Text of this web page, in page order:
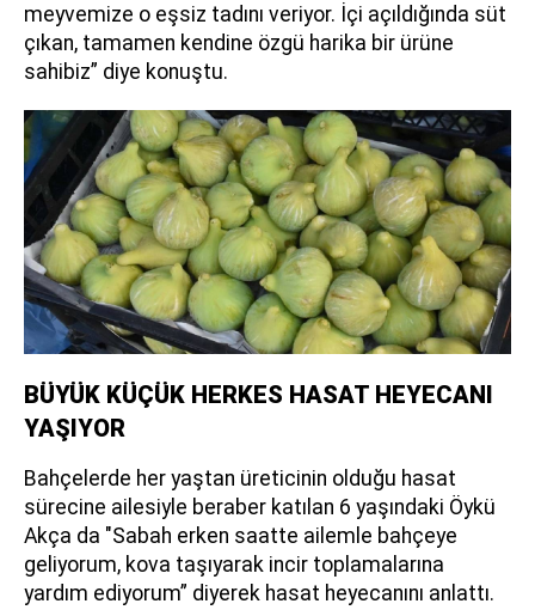
meyvemize o eşsiz tadını veriyor. İçi açıldığında süt
çıkan, tamamen kendine özgü harika bir ürüne
sahibiz” diye konuştu.
BÜYÜK KÜÇÜK HERKES HASAT HEYECANI
YAŞIYOR
Bahçelerde her yaştan üreticinin olduğu hasat
sürecine ailesiyle beraber katılan 6 yaşındaki Öykü
Akça da "Sabah erken saatte ailemle bahçeye
geliyorum, kova taşıyarak incir toplamalarına
yardım ediyorum” diyerek hasat heyecanını anlattı.